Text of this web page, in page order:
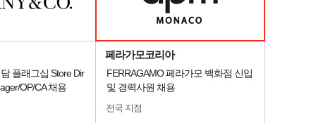
플래그십 Store Dir
OP/CA 채용
페라가모코리아
FERRAGAMO 페라가모 백화점 신입
및 경력사원 채용
전국 지점